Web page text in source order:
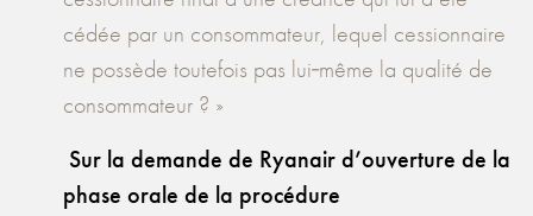
cédée par un consommateur, lequel cessionnaire
ne possède toutefois pas lui‑même la qualité de
consommateur ? »
Sur la demande de Ryanair d’ouverture de la
phase orale de la procédure